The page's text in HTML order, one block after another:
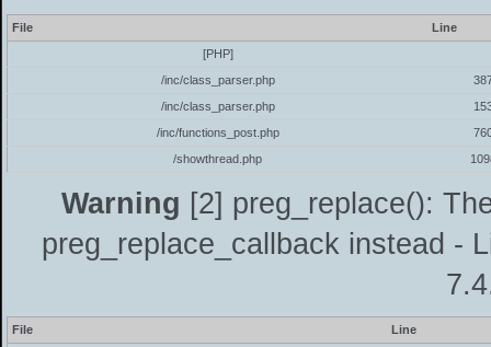
File
Line
[PHP]
/inc/class_parser.php
/inc/class_parser.php
/inc/functions_post.php
/showthread.php
Warning [2] preg_replace():
preg_replace_callback instead -
File
Line